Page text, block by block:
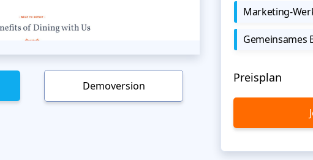
Demoversion
Marketing-
Gemeinsames
Preisplan